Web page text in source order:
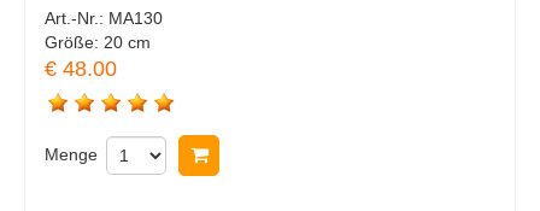
Art.-Nr.: MA130
Größe: 20 cm
€ 48.00
Menge